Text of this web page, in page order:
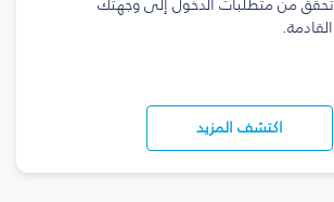
القادمة.
اكتشف المزيد